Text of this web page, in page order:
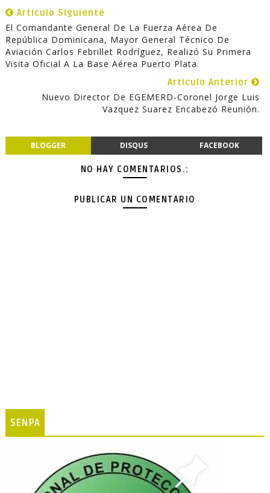
Articulo Siguiente
El Comandante General De La Fuerza Aérea De
República Dominicana, Mayor General Técnico De
Aviación Carlos Febrillet Rodríguez, Realizó Su Primera
Visita Oficial A La Base Aérea Puerto Plata.
Articulo Anterior
Nuevo Director De EGEMERD-Coronel Jorge Luis
Vazquez Suarez Encabezó Reunión.
BLOGGER DISQUS FACEBOOK
NO HAY COMENTARIOS.:
PUBLICAR UN COMENTARIO
SENPA